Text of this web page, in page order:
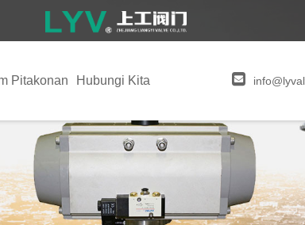
Pitakonan Hubungi Kita